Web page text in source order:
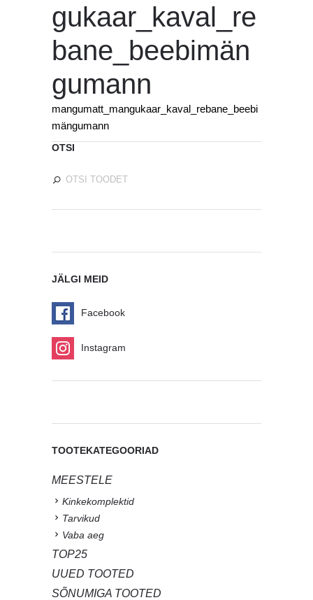
gukaar_kaval_re
bane_beebimän
gumann
mangumatt_mangukaar_kaval_rebane_beebi
mängumann
OTSI
JÄLGI MEID
Facebook
Instagram
TOOTEKATEGOORIAD
MEESTELE
Kinkekomplektid
Tarvikud
Vaba aeg
TOP25
UUED TOOTED
SÕNUMIGA TOOTED